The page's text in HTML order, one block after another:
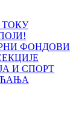
ТОКУ
ФОНДОВИ
И СПОРТ